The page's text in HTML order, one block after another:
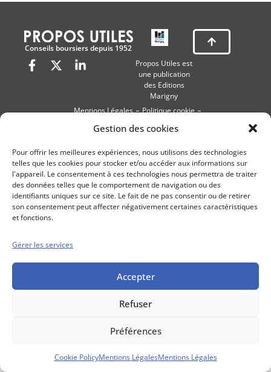
Gestion des cookies
Pour offrir les meilleures expériences, nous utilisons des technologies
telles que les cookies pour stocker et/ou accéder aux informations sur
l'appareil. Le consentement à ces technologies nous permettra de traiter
des données telles que le comportement de navigation ou des
identifiants uniques sur ce site. Le fait de ne pas consentir ou de retirer
son consentement peut affecter négativement certaines caractéristiques
et fonctions.
Gérer les services
Accepter
Refuser
Préférences
Cookie PolicyMentions LégalesMentions Légales
Conseils boursiers depuis 1952
Propos Utiles est
une publication
des Editions
Marigny
Mentions Légales
Politique cookie
Conditions générales de vente